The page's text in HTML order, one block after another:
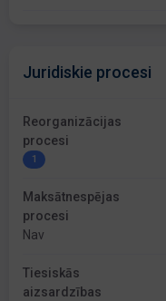
Juridiskie procesi
Reorganizācijas
procesi
1
Maksātnespējas
procesi
Nav
Tiesiskās
aizsardzības